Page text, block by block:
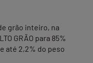
grão inteiro, na
GRÃO para 85%
até 2,2% do peso